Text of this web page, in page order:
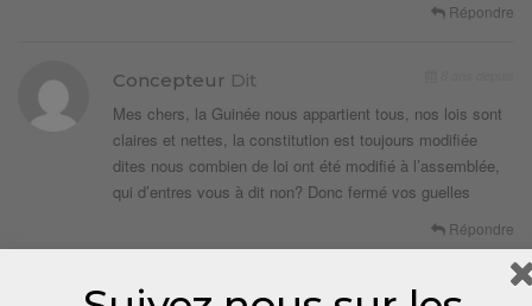
Répondre
Concepteur Dit
Mes chers, la Guinée nous appartient tous, nos lois sont
claires et nettes, la constitution est toujours modifiée
dites nous combien de loi ont été modifié à l’assemblée,
qui d’entres vous à dit non? Donc fermé vos guelles
Répondre